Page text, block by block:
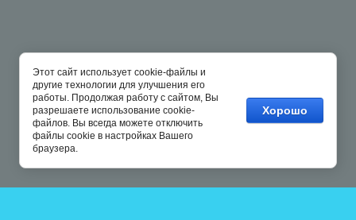
Этот сайт использует cookie-файлы и
другие технологии для улучшения его
работы. Продолжая работу с сайтом, Вы
разрешаете использование cookie-
файлов. Вы всегда можете отключить
файлы cookie в настройках Вашего
браузера.
Хорошо